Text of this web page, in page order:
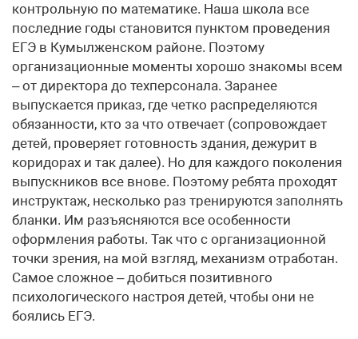
контрольную по математике. Наша школа все
последние годы становится пунктом проведения
ЕГЭ в Кумылженском районе. Поэтому
организационные моменты хорошо знакомы всем
– от директора до техперсонала. Заранее
выпускается приказ, где четко распределяются
обязанности, кто за что отвечает (сопровождает
детей, проверяет готовность здания, дежурит в
коридорах и так далее). Но для каждого поколения
выпускников все внове. Поэтому ребята проходят
инструктаж, несколько раз тренируются заполнять
бланки. Им разъясняются все особенности
оформления работы. Так что с организационной
точки зрения, на мой взгляд, механизм отработан.
Самое сложное – добиться позитивного
психологического настроя детей, чтобы они не
боялись ЕГЭ.